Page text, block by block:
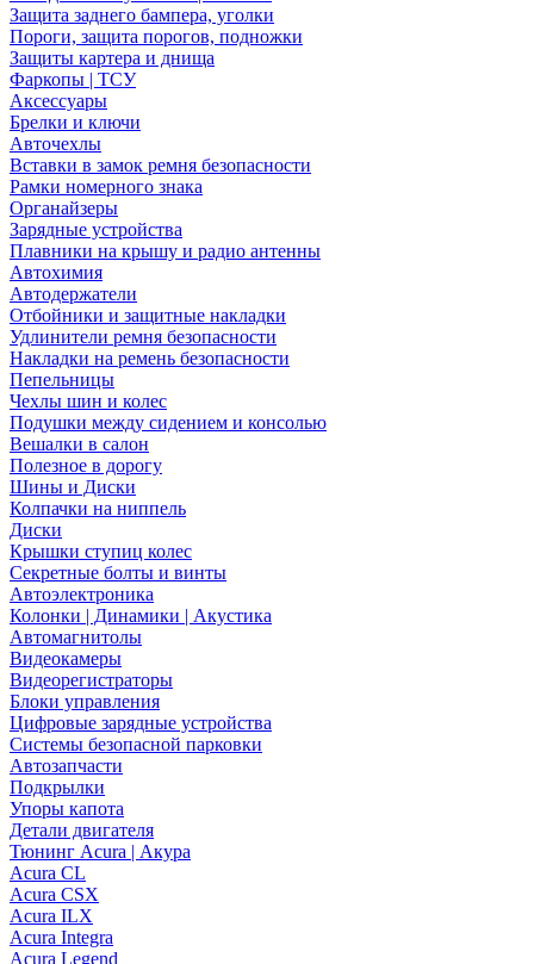
Защита заднего бампера, уголки
Пороги, защита порогов, подножки
Защиты картера и днища
Фаркопы | ТСУ
Аксессуары
Брелки и ключи
Авточехлы
Вставки в замок ремня безопасности
Рамки номерного знака
Органайзеры
Зарядные устройства
Плавники на крышу и радио антенны
Автохимия
Автодержатели
Отбойники и защитные накладки
Удлинители ремня безопасности
Накладки на ремень безопасности
Пепельницы
Чехлы шин и колес
Подушки между сидением и консолью
Вешалки в салон
Полезное в дорогу
Шины и Диски
Колпачки на ниппель
Диски
Крышки ступиц колес
Секретные болты и винты
Автоэлектроника
Колонки | Динамики | Акустика
Автомагнитолы
Видеокамеры
Видеорегистраторы
Блоки управления
Цифровые зарядные устройства
Системы безопасной парковки
Автозапчасти
Подкрылки
Упоры капота
Детали двигателя
Тюнинг Acura | Акура
Acura CL
Acura CSX
Acura ILX
Acura Integra
Acura Legend